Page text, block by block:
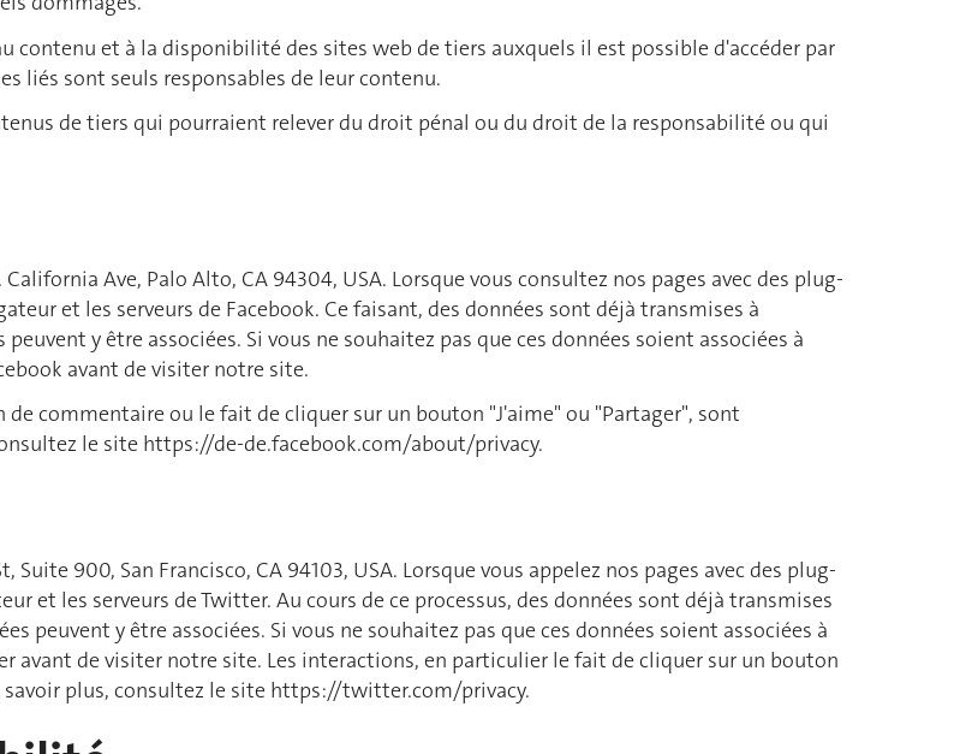
et à la disponibilité des sites web de tiers auxquels il est possible d'accéder par
liés sont seuls responsables de leur contenu.
de tiers qui pourraient relever du droit pénal ou du droit de la responsabilité ou qui
Ave, Palo Alto, CA 94304, USA. Lorsque vous consultez nos pages avec des plug-
et les serveurs de Facebook. Ce faisant, des données sont déjà transmises à
y être associées. Si vous ne souhaitez pas que ces données soient associées à
avant de visiter notre site.
commentaire ou le fait de cliquer sur un bouton "J'aime" ou "Partager", sont
le site https://de-de.facebook.com/about/privacy.
900, San Francisco, CA 94103, USA. Lorsque vous appelez nos pages avec des plug-
et les serveurs de Twitter. Au cours de ce processus, des données sont déjà transmises
peuvent y être associées. Si vous ne souhaitez pas que ces données soient associées à
avant de visiter notre site. Les interactions, en particulier le fait de cliquer sur un bouton
plus, consultez le site https://twitter.com/privacy.